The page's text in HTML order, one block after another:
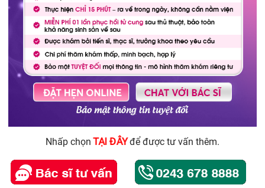
Nhấp chọnTẠI ĐÂYđể được tư vấn thêm.